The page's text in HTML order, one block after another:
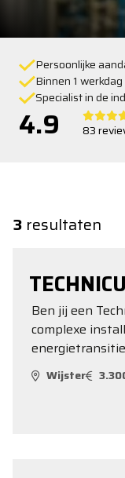
Persoonlijke
Binnen 1
Specialist in de
4.9 83
3 resultaten
Ben jij een
complexe
Wijster